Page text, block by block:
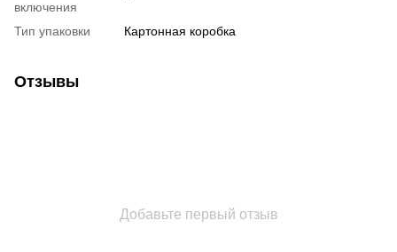
включения
Тип упаковки Картонная коробка
Отзывы
Добавьте первый отзыв